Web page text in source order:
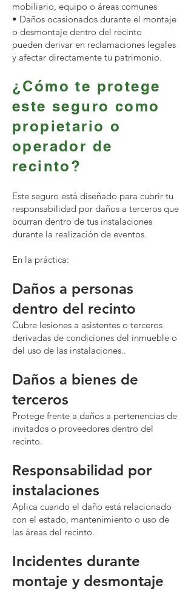
mobiliario, equipo o áreas comunes
• Daños ocasionados durante el montaje
o desmontaje dentro del recinto
pueden derivar en reclamaciones legales
y afectar directamente tu patrimonio.
¿Cómo te protege
este seguro como
propietario o
operador de
recinto?
Este seguro está diseñado para cubrir tu
responsabilidad por daños a terceros que
ocurran dentro de tus instalaciones
durante la realización de eventos.
En la práctica:
Daños a personas
dentro del recinto
Cubre lesiones a asistentes o terceros
derivadas de condiciones del inmueble o
del uso de las instalaciones..
Daños a bienes de
terceros
Protege frente a daños a pertenencias de
invitados o proveedores dentro del
recinto.
Responsabilidad por
instalaciones
Aplica cuando el daño está relacionado
con el estado, mantenimiento o uso de
las áreas del recinto.
Incidentes durante
montaje y desmontaje